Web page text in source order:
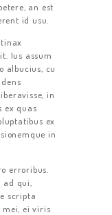
an est
id usu.
Ius assum
albucius, cu
in
ex quas
ex
in
erroribus.
qui,
scripta
mei, ei viris